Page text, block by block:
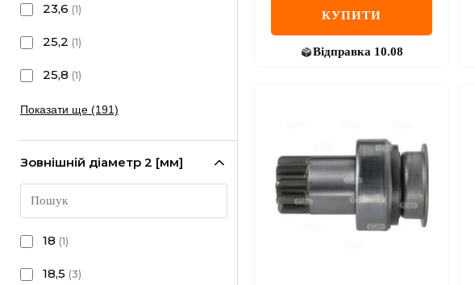
23,6 (1)
25,2 (1)
25,8 (1)
Показати ще (191)
Зовнішній діаметр 2 [мм]
18 (1)
18,5 (3)
КУПИТИ
Відправка 10.08